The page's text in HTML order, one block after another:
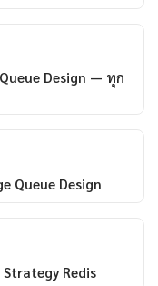
Design — ทุก
Queue Design
Redis